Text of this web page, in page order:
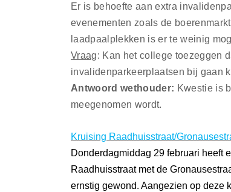
Er is behoefte aan extra
evenementen zoals de
laadpaalplekken is er te weinig
Vraag: Kan het college toezeggen
invalidenparkeerplaatsen bij gaan
Antwoord wethouder: Kwestie is
meegenomen wordt.
Kruising Raadhuisstraat/
Donderdagmiddag 29 februari heeft
Raadhuisstraat met de
ernstig gewond. Aangezien op deze